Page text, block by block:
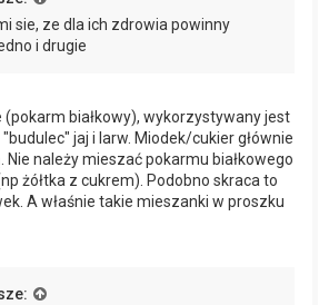
sie, ze dla ich zdrowia powinny
i drugie
(pokarm białkowy), wykorzystywany jest
jaj i larw. Miodek/cukier głównie
należy mieszać pokarmu białkowego
żółtka z cukrem). Podobno skraca to
A właśnie takie mieszanki w proszku